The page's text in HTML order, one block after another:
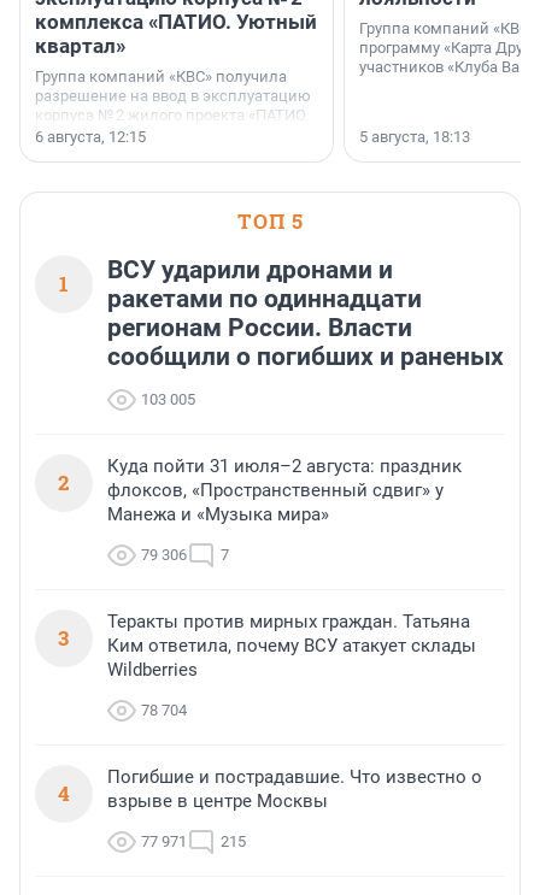
комплекса «ПАТИО. Уютный
квартал»
Группа компаний «КВС» получила
разрешение на ввод в эксплуатацию
корпуса № 2 жилого проекта «ПАТИО.
Уютный квартал», расположенного во
6 августа, 12:15
Группа компаний
программу «Карта
участников «Клуба
5 августа, 18:13
ТОП 5
1
ВСУ ударили дронами и
ракетами по одиннадцати
регионам России. Власти
сообщили о погибших и раненых
103 005
2
Куда пойти 31 июля–2 августа: праздник
флоксов, «Пространственный сдвиг» у
Манежа и «Музыка мира»
79 306 7
3
Теракты против мирных граждан. Татьяна
Ким ответила, почему ВСУ атакует склады
Wildberries
78 704
4
Погибшие и пострадавшие. Что известно о
взрыве в центре Москвы
77 971 215